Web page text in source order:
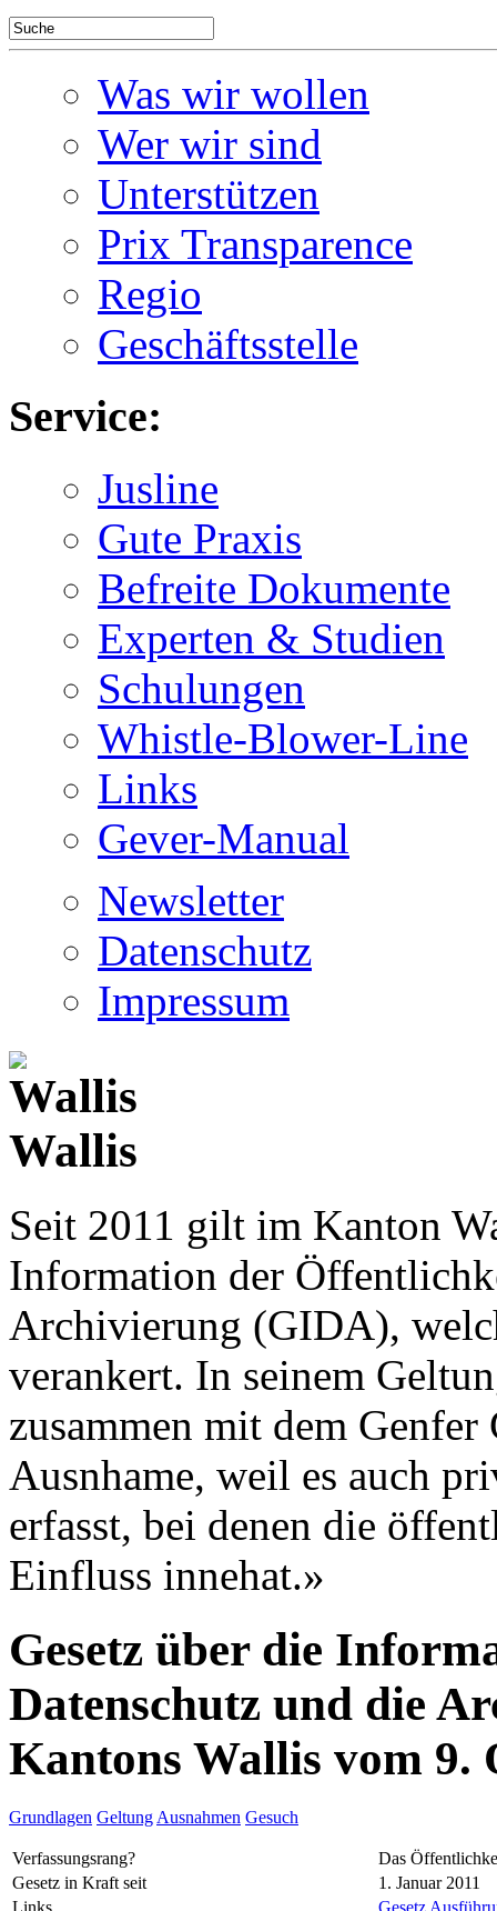
Was wir wollen
Wer wir sind
Unterstützen
Prix Transparence
Regio
Geschäftsstelle
Service:
Jusline
Gute Praxis
Befreite Dokumente
Experten & Studien
Schulungen
Whistle-Blower-Line
Links
Gever-Manual
Newsletter
Datenschutz
Impressum
Wallis
Seit 2011 gilt im Kanton
Information der
Archivierung (GIDA),
verankert. In seinem
zusammen mit dem Genfer
Ausnhame, weil es auch
erfasst, bei denen die
Einfluss innehat.»
Gesetz über die
Datenschutz und die
Kantons Wallis vom 9.
Grundlagen Geltung Ausnahmen Gesuch
Verfassungsrang?
Das
Gesetz in Kraft seit
1. Januar 2011
Links
Gesetz